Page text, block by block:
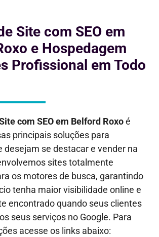
Site com SEO em
e Hospedagem
Profissional em Todo
com SEO em Belford Roxoé
principais soluções para
desejam se destacar e vender na
sites totalmente
os motores de busca, garantindo
tenha maior visibilidade online e
encontrado quando seus clientes
seus serviços no Google. Para
acesse os links abaixo: